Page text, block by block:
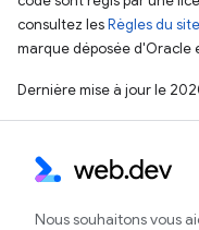
consultez lesRègles du
marque déposée d'Oracle
Dernière mise à jour le
Nous souhaitons vous